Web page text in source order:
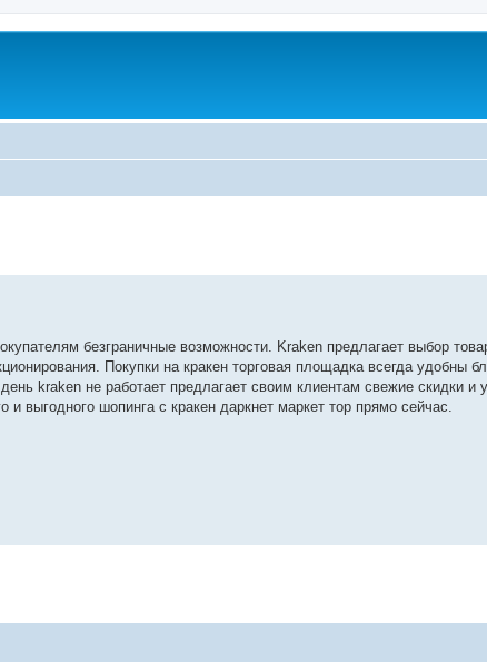
безграничные возможности. Kraken предлагает выбор
Покупки на кракен торговая площадка всегда удобны
kraken не работает предлагает своим клиентам свежие скидки и
выгодного шопинга с кракен даркнет маркет тор прямо сейчас.